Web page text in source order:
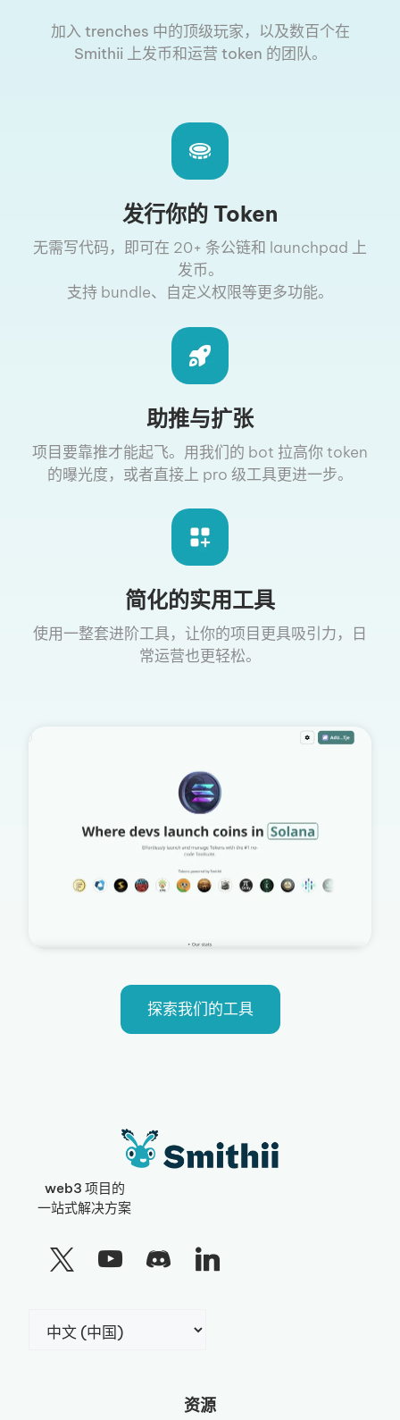
加入 trenches 中的顶级玩家，以及数百个在
Smithii 上发币和运营 token 的团队。
发行你的 Token
无需写代码，即可在 20+ 条公链和 launchpad 上
发币。
支持 bundle、自定义权限等更多功能。
助推与扩张
项目要靠推才能起飞。用我们的 bot 拉高你 token
的曝光度，或者直接上 pro 级工具更进一步。
简化的实用工具
使用一整套进阶工具，让你的项目更具吸引力，日
常运营也更轻松。
探索我们的工具
web3 项目的
一站式解决方案
资源